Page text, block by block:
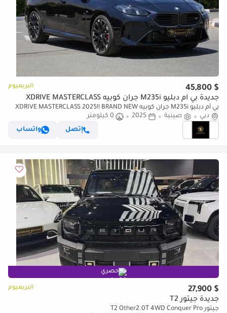
$ 45,800 البريميوم
جديدة بي أم دبليو M235i جران كوبيه XDRIVE MASTERCLASS
بي أم دبليو M235i جران كوبيه XDRIVE MASTERCLASS 2025!! BRAND NEW
CAR!! FIVE YEARS WARRANTY!! THREE YEARS SERVICE CONTRACT
دبي صينية 2025
0 كيلومتر
إتصل
واتساب
حصري
$ 27,900 البريميوم
جديدة جيتور T2
جيتور T2 Other2.0T 4WD Conquer Pro